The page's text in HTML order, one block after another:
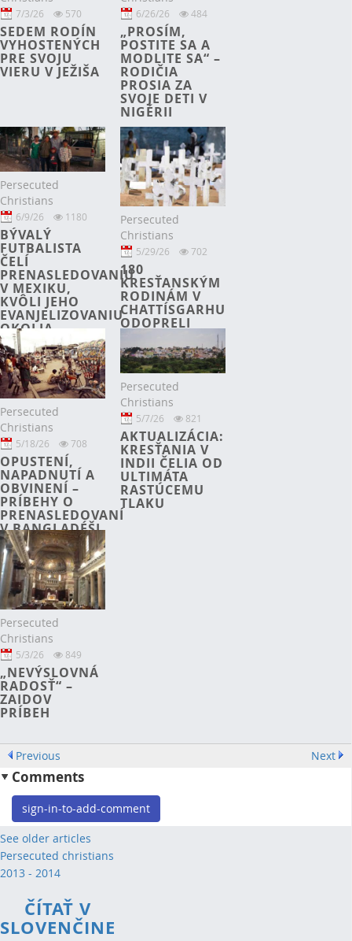
7/3/26 570
SEDEM RODÍN
VYHOSTENÝCH
PRE SVOJU
VIERU V JEŽIŠA
6/26/26 484
„PROSÍM,
POSTITE SA A
MODLITE SA“ –
RODIČIA
PROSIA ZA
SVOJE DETI V
NIGÉRII
Persecuted
Christians
6/9/26 1180
BÝVALÝ
FUTBALISTA
ČELÍ
PRENASLEDOVANIU
V MEXIKU,
KVÔLI JEHO
EVANJELIZOVANIU
OKOLIA
Persecuted
Christians
5/29/26 702
180
KRESŤANSKÝM
RODINÁM V
CHATTÍSGARHU
ODOPRELI
EKONOMICKÉ
PRÁVA
Persecuted
Christians
5/18/26 708
OPUSTENÍ,
NAPADNUTÍ A
OBVINENÍ –
PRÍBEHY O
PRENASLEDOVANÍ
V BANGLADÉŠI
Persecuted
Christians
5/7/26 821
AKTUALIZÁCIA:
KRESŤANIA V
INDII ČELIA OD
ULTIMÁTA
RASTÚCEMU
TLAKU
Persecuted
Christians
5/3/26 849
„NEVÝSLOVNÁ
RADOSŤ“ –
ZAIDOV
PRÍBEH
Previous Next
Comments
sign-in-to-add-comment
See older articles
Persecuted christians
2013 - 2014
ČÍTAŤ V
SLOVENČINE